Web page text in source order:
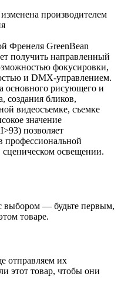
производителем
Френеля GreenBean
получить направленный
фокусировки,
и DMX-управлением.
основного рисующего и
создания бликов,
видеосъемке, съемке
значение
позволяет
профессиональной
сценическом освещении.
выбором — будьте первым,
товаре.
отправляем их
этот товар, чтобы они